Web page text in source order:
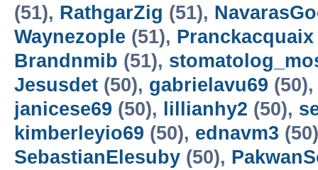
(51), RathgarZig (51),
Waynezople (51), Pranckacquaix
Brandnmib (51),
Jesusdet (50), gabrielavu69
janicese69 (50), lillianhy2 (50),
kimberleyio69 (50), ednavm3
SebastianElesuby (50),